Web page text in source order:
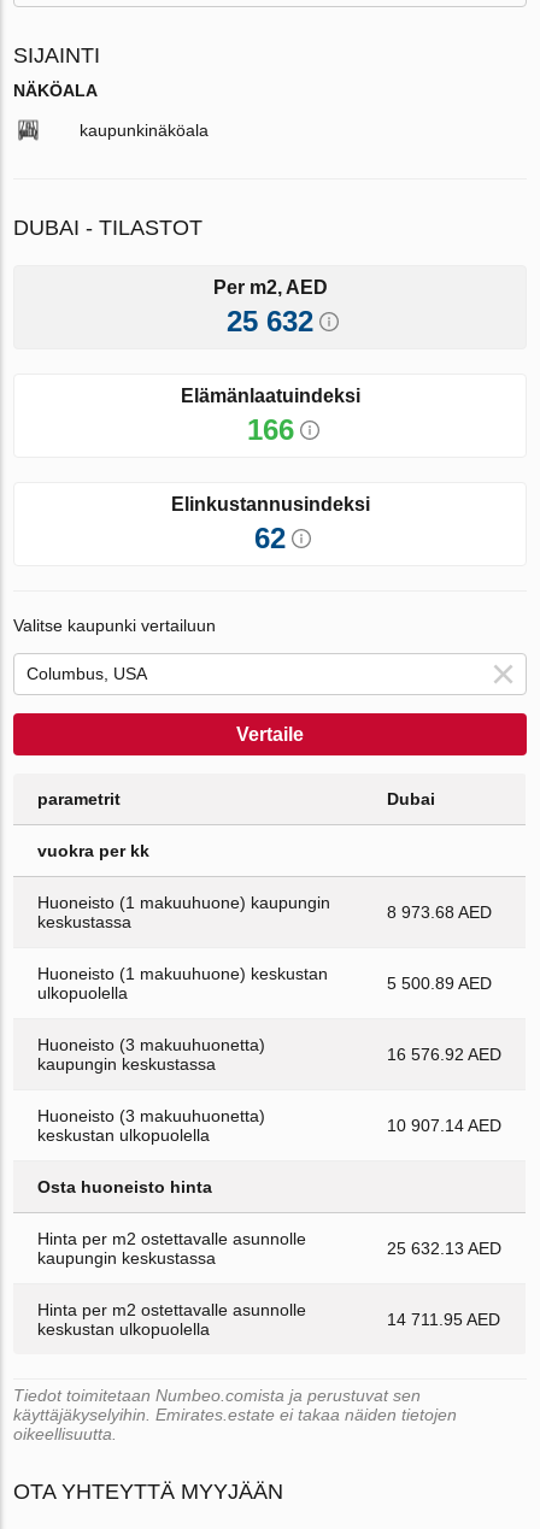
SIJAINTI
NÄKÖALA
kaupunkinäköala
DUBAI - TILASTOT
Per m2, AED
25 632
Elämänlaatuindeksi
166
Elinkustannusindeksi
62
Valitse kaupunki vertailuun
Vertaile
parametrit Dubai
vuokra per kk
Huoneisto (1 makuuhuone) kaupungin
keskustassa
8 973.68 AED
Huoneisto (1 makuuhuone) keskustan
ulkopuolella
5 500.89 AED
Huoneisto (3 makuuhuonetta)
kaupungin keskustassa
16 576.92 AED
Huoneisto (3 makuuhuonetta)
keskustan ulkopuolella
10 907.14 AED
Osta huoneisto hinta
Hinta per m2 ostettavalle asunnolle
kaupungin keskustassa
25 632.13 AED
Hinta per m2 ostettavalle asunnolle
keskustan ulkopuolella
14 711.95 AED
Tiedot toimitetaan Numbeo.comista ja perustuvat sen
käyttäjäkyselyihin. Emirates.estate ei takaa näiden tietojen
oikeellisuutta.
OTA YHTEYTTÄ MYYJÄÄN